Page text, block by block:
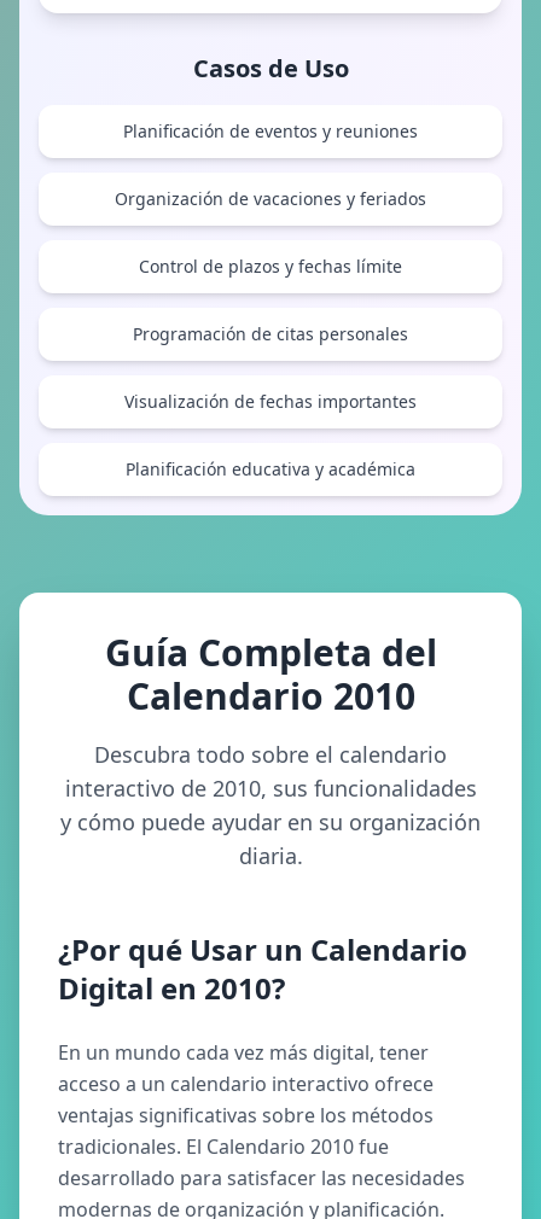
Casos de Uso
Planificación de eventos y reuniones
Organización de vacaciones y feriados
Control de plazos y fechas límite
Programación de citas personales
Visualización de fechas importantes
Planificación educativa y académica
Guía Completa del
Calendario 2010
Descubra todo sobre el calendario
interactivo de 2010, sus funcionalidades
y cómo puede ayudar en su organización
diaria.
¿Por qué Usar un Calendario
Digital en 2010?
En un mundo cada vez más digital, tener
acceso a un calendario interactivo ofrece
ventajas significativas sobre los métodos
tradicionales. El Calendario 2010 fue
desarrollado para satisfacer las necesidades
modernas de organización y planificación.